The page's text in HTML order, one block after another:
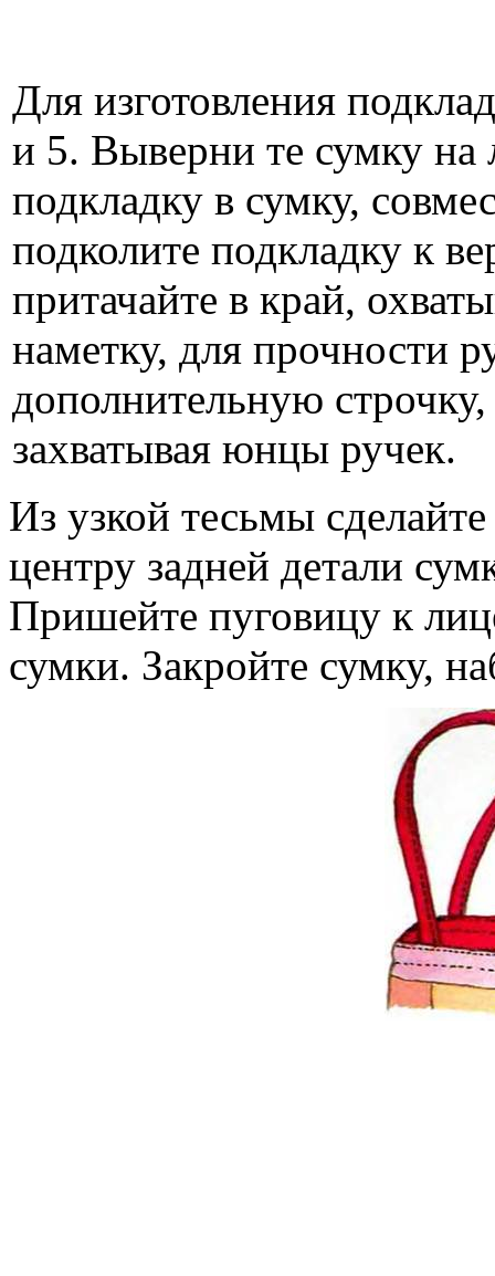
Для изготовления
и 5. Выверни те сумку на
подкладку в сумку,
подколите подкладку к
притачайте в край,
наметку, для прочности
дополнительную
захватывая юнцы ручек.
Из узкой тесьмы
центру задней детали
Пришейте пуговицу к
сумки. Закройте сумку,